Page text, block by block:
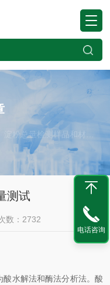
淀粉总量检测样品和材料含量测试
测试
数：2732
酸水解法和酶法分析法。酸
电话咨询